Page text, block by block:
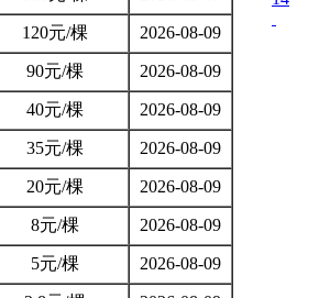
120元/棵 2026-08-09
90元/棵 2026-08-09
40元/棵 2026-08-09
35元/棵 2026-08-09
20元/棵 2026-08-09
8元/棵 2026-08-09
5元/棵 2026-08-09